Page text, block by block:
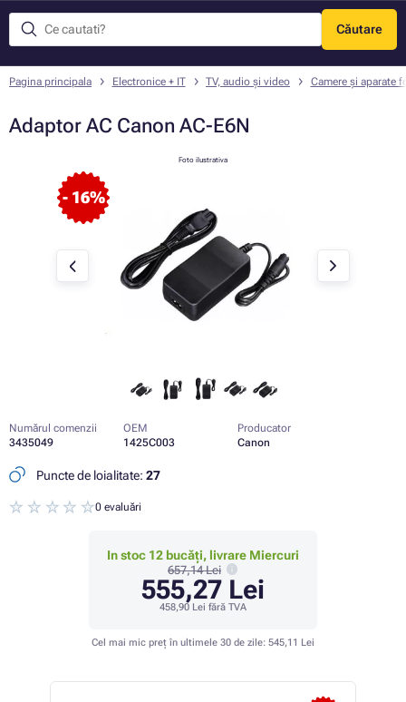
Căutare
Meniu
Pagina principala Electronice + IT TV, audio și video Camere și aparate
Adaptor AC Canon AC-E6N
- 16%
Foto ilustrativa
Numărul comenzii
3435049
OEM
1425C003
Producator
Canon
Puncte de loialitate: 27
0 evaluări
In stoc 12 bucăți, livrare Miercuri
657,14 Lei
555,27 Lei
458,90 Lei fără TVA
Cel mai mic preț în ultimele 30 de zile: 545,11 Lei